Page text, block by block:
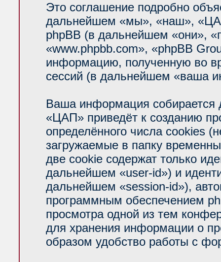
Это соглашение подробно
дальнейшем «мы», «наш»,
phpBB (в дальнейшем «они»,
«www.phpbb.com», «phpBB
информацию, полученную во
сессий (в дальнейшем «ваша
Ваша информация собирается
«ЦАП» приведёт к созданию
определённого числа cookies
загружаемые в папку
две cookie содержат только
дальнейшем «user-id») и
дальнейшем «session-id»),
программным обеспечением
просмотра одной из тем
для хранения информации о
образом удобство работы с